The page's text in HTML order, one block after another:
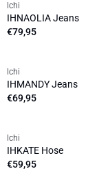
NEUHEIT
Ichi
IHNAOLIA Jeans
€79,95
NEUHEIT
Ichi
IHMANDY Jeans
€69,95
NEUHEIT
Ichi
IHKATE Hose
€59,95